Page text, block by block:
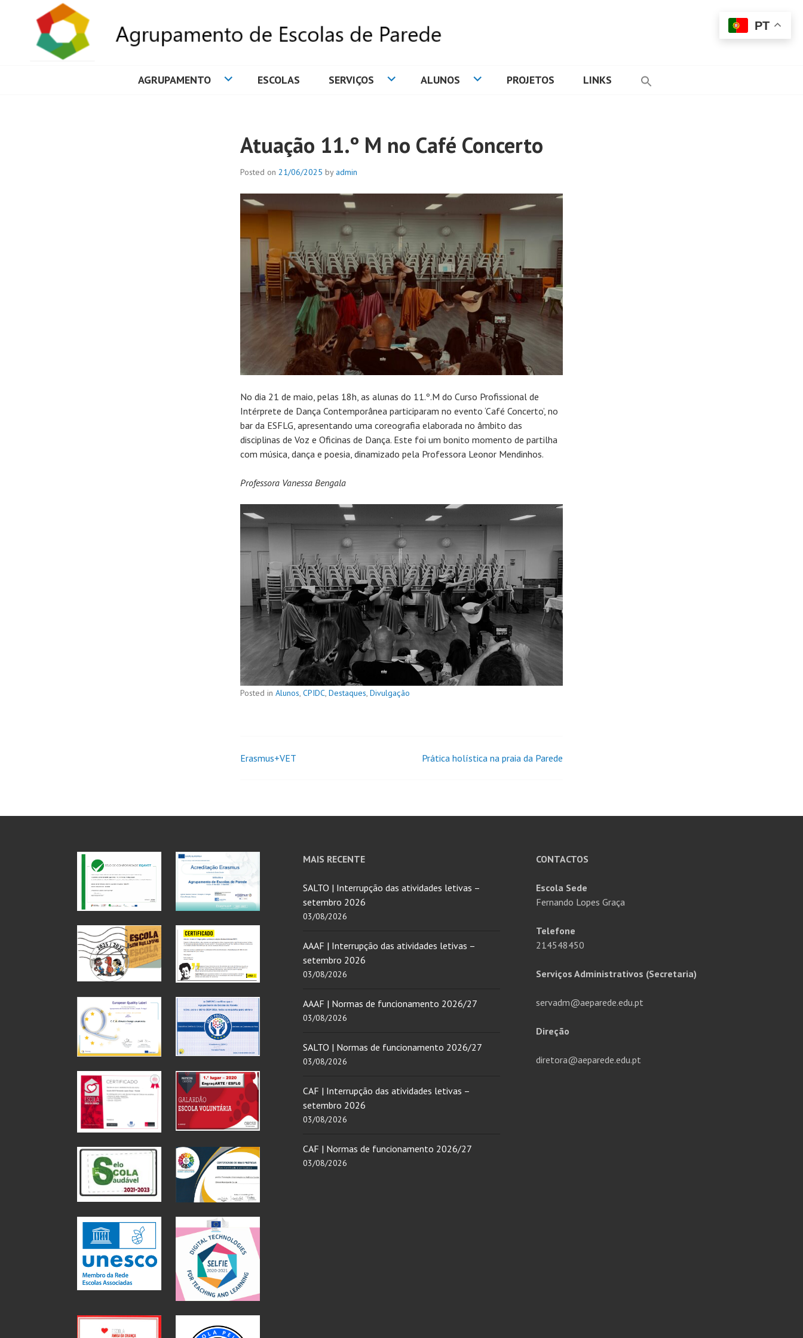
AGRUPAMENTO ESCOLAS SERVIÇOS ALUNOS PROJETOS LINKS
Atuação 11.º M no Café Concerto
Posted on 21/06/2025 by admin
No dia 21 de maio, pelas 18h, as alunas do 11.º.M do Curso Profissional de
Intérprete de Dança Contemporânea participaram no evento ‘Café Concerto’, no
bar da ESFLG, apresentando uma coreografia elaborada no âmbito das
disciplinas de Voz e Oficinas de Dança. Este foi um bonito momento de partilha
com música, dança e poesia, dinamizado pela Professora Leonor Mendinhos.
Professora Vanessa Bengala
Posted in Alunos, CPIDC, Destaques, Divulgação
Erasmus+VET Prática holística na praia da Parede
MAIS RECENTE
SALTO | Interrupção das atividades letivas –
setembro 2026
03/08/2026
AAAF | Interrupção das atividades letivas –
setembro 2026
03/08/2026
AAAF | Normas de funcionamento 2026/27
03/08/2026
SALTO | Normas de funcionamento 2026/27
03/08/2026
CAF | Interrupção das atividades letivas –
setembro 2026
03/08/2026
CAF | Normas de funcionamento 2026/27
03/08/2026
CONTACTOS
Escola Sede
Fernando Lopes Graça
Telefone
214548450
Serviços Administrativos (Secretaria)
servadm@aeparede.edu.pt
Direção
diretora@aeparede.edu.pt
PT